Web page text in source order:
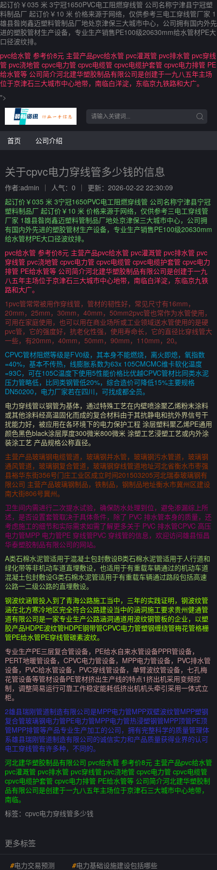
起订价￥035 米 3宁冠1650PVC电工阻燃穿线管 公司名称宁津县宁冠塑
料制品厂 起订价￥10 米 价格来源于网络，仅供参考三电工穿线管厂家 1
雄县昝岗鑫迈塑料管制品厂地处京津保三大城市中心，公司拥有国内外先
进的塑胶管材生产设备，专业生产销售PE100级20630mm给水管材PE大
口径波纹排。
pvc给水管 参考价8元 主营产品pvc给水管 pvc灌溉管 pvc排水管 pvc穿线
管 pvc浇地管 cpvc电力管 cpvc电缆管 cpvc电缆护套管 cpvc电力排管 PE
给水管等 公司简介河北建华塑胶制品有限公司是创建于一九八五年主场
位于京津石三大城市中心地带，南临白洋淀，东临京九铁路和大广。
">
首页 公司介绍
关于cpvc电力穿线管多少钱的信息
作者:admin 人气：0
更新：2026-02-22 22:30:09
起订价￥035 米 3宁冠1650PVC电工阻燃穿线管 公司名称宁津县宁冠
塑料制品厂 起订价￥10 米 价格来源于网络，仅供参考三电工穿线管
厂家 1雄县昝岗鑫迈塑料管制品厂地处京津保三大城市中心，公司拥
有国内外先进的塑胶管材生产设备，专业生产销售PE100级20630mm
给水管材PE大口径波纹排。
pvc给水管 参考价8元 主营产品pvc给水管 pvc灌溉管 pvc排水管 pvc
穿线管 pvc浇地管 cpvc电力管 cpvc电缆管 cpvc电缆护套管 cpvc电力
排管 PE给水管等 公司简介河北建华塑胶制品有限公司是创建于一九
八五年主场位于京津石三大城市中心地带，南临白洋淀，东临京九铁
路和大广。
1pvc管常常被用作穿线管，管材的韧性好，常见尺寸有16mm，
20mm，25mm，30mm，40mm，50mm2pvc管也常作为水管使用，
可用在家庭使用，也可以用在商业场所或工业领域送水管使用的是硬
pvc管，它的强度好，抗老化性强，使用寿命长，它的直径比穿线管大
一些，有20mm，40mm，50mm，90mm，110mm，20。
CPVC管材阻燃等级是FV0级，其本身不能燃烧，离火即熄，氧指数
=40%，基本不传热，线膨胀系数为63x 105CMCMC维卡软化温度
=93C，可在105C温度下使用5性能价格比优越CPVC管材比同类水泥
压力管略低，比同类钢管低20%，综合造价可降低15%主要规格
DN50200，电力厂家若在四川，可找成都全员。
电力穿线管以钢管为基体，通过特殊工艺在内壁喷涂聚乙烯粉末涂料
或其他涂料经高温固化而成的复合材料由于其抗静电和抗外界信号干
扰能力好，被应用在各环境下的电力保护工程 涂层塑料聚乙烯PE通用
颜色黑色black涂层厚度300微米800微米 涂塑工艺浸塑工艺或内外涂
装涂工艺 产品规格公称直径。
主营产品玻璃钢电缆管道，玻璃钢井水管，玻璃钢污水管道，玻璃钢
通风管道，玻璃钢复合管道，玻璃钢穿线管道地址河北省衡水市枣强
县裕华东街356号门庄工业区成立时间201503205河北瑞泰玻璃钢有
限公司 主营产品玻璃钢制品，铁制品，钢制品地址衡水市冀州区建设
南大街806号冀州。
卫生间内需进行二次提水试验，确保防水处理到位，避免渗漏综上所
述，是否设置套管取决于具体条件，除了 PVC 排水管本身的质量，还
考虑施工的细节和实际需求如需了解更多关于 PVC 排水管CPVC 高压
电力管MPP 电力管PE 穿线管PVC 穿线管的信息，欢迎访问雄县恒昌
华泰塑胶制品有限公司的网站。
A类石棉水泥管适用于混凝土包封敷设B类石棉水泥管适用于人行道和
绿化带等非机动车道直埋敷设，也适用于有重载车辆通过的机动车道
混凝土包封敷设G类石棉水泥管适用于有重载车辆通过路段包括高速
公路一二级公路的直埋敷设。
钢波纹涵管投入到了青海公路施工当中，三年的实践证明，钢波纹管
涵在北方寒冷地区完全符合公路建设当中的涵洞施工要求贵州健通管
道有限公司是一家专业生产公路涵洞通道用波纹钢管板的企业，以塑
胶产品HDPE波纹管HDPE钢带管CPVC电力管塑钢缠绕管梅花管格栅
管PE给水管PE穿线管碳素波纹。
专业生产PE三层复合管设备，PE给水自来水管设备PPR管设备，
PERT地暖管设备，CPVC电力管设备，MPP电力管设备，PVC排水管
设备，PVC给水管设备，PVC穿线管设备，单臂波纹管设备，七孔梅
花管设备等管材设备PE管材挤出生产线的特点1挤出机采用变频控
制，调整简易运行可靠工作稳定能耗低挤出机机头牵引采用一体式立
柜。
2雄县瑞刚管道制造有限公司是MPP电力管MPP双壁波纹管MPP塑钢
复合管玻璃钢电力管PE电力管MPP电力管热浸塑钢管MPP顶管PE顶
管MPP排管等产品专业生产加工的公司，拥有完整科学的质量管理体
系雄县瑞刚管道制造有限公司的诚信实力和产品质量获得业界的认可
电工穿线管有许多种，不同的。
河北建华塑胶制品有限公司 pvc给水管 参考价8元 主营产品pvc给水管
pvc灌溉管 pvc排水管 pvc穿线管 pvc浇地管 cpvc电力管 cpvc电缆管
cpvc电缆护套管 cpvc电力排管 PE给水管等 公司简介河北建华塑胶制
品有限公司是创建于一九八五年主场位于京津石三大城市中心地带，
南临。
标签： cpvc电力穿线管多少钱
更多标签
#电力交易预测 #电力基础设施建设包括哪些